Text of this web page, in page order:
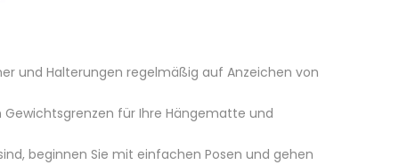
und Halterungen regelmäßig auf Anzeichen von
für Ihre Hängematte und
beginnen Sie mit einfachen Posen und gehen